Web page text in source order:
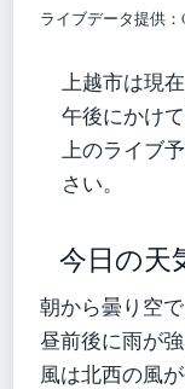
ライブデータ提供：
上越市は現
午後にかけ
上のライブ
さい。
今日の天
朝から曇り空で
昼前後に雨が
風は北西の風